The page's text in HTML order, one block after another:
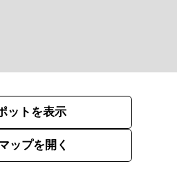
ットを表示
ップを開く